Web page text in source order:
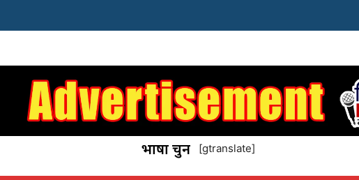
भाषा चुनें [gtranslate]